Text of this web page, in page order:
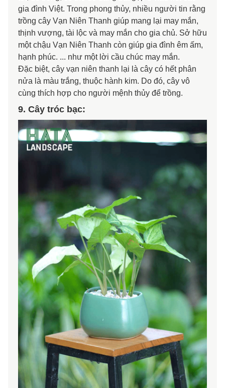
gia đình Việt. Trong phong thủy, nhiều người tin rằng
trồng cây Vạn Niên Thanh giúp mang lại may mắn,
thịnh vượng, tài lộc và may mắn cho gia chủ. Sở hữu
một chậu Vạn Niên Thanh còn giúp gia đình êm ấm,
hạnh phúc. ... như một lời cầu chúc may mắn.
Đặc biệt, cây vạn niên thanh lại là cây có hết phân
nửa là màu trắng, thuộc hành kim. Do đó, cây vô
cùng thích hợp cho người mệnh thủy để trồng.
9. Cây tróc bạc: